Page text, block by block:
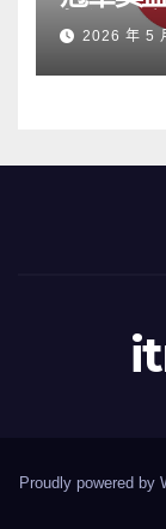
根源」
2026 年 5
Proudly powered by